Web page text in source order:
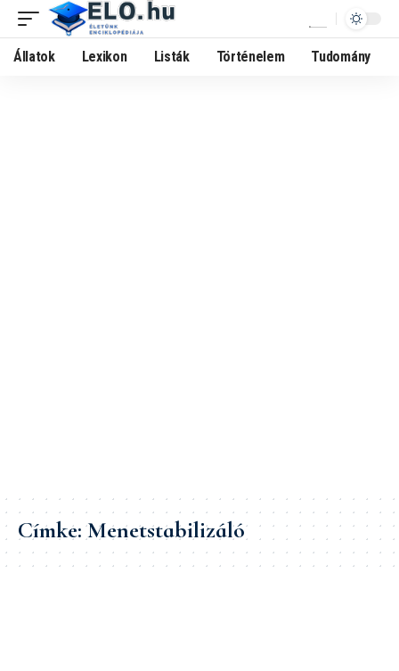
Állatok Lexikon Listák Történelem Tudomány
Címke:Menetstabilizáló